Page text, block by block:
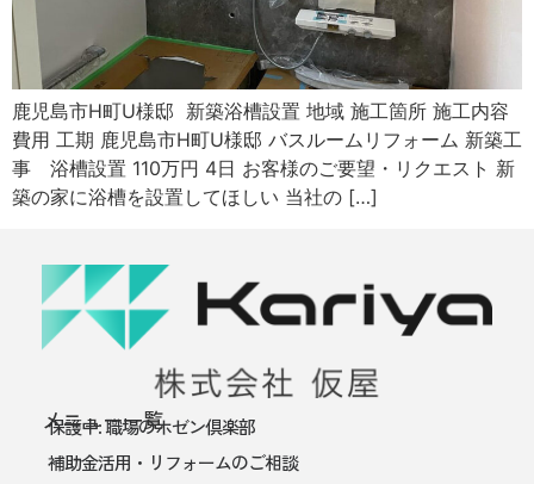
鹿児島市H町U様邸 新築浴槽設置 地域 施工箇所 施工内容
費用 工期 鹿児島市H町U様邸 バスルームリフォーム 新築工
事 浴槽設置 110万円 4日 お客様のご要望・リクエスト 新
築の家に浴槽を設置してほしい 当社の […]
メニュー一覧
保護中: 職場のホゼン倶楽部
補助金活用・リフォームのご相談